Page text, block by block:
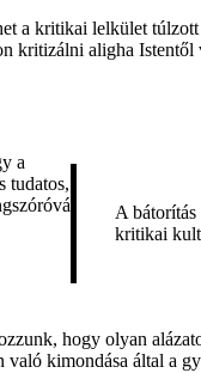
a kritikai lelkület
kritizálni aligha
A bátorítás
kritikai
a
tudatos,
hogy olyan
kimondása által a